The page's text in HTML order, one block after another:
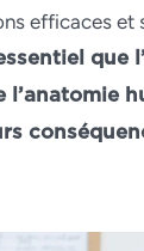
efficaces et
que
l’anatomie